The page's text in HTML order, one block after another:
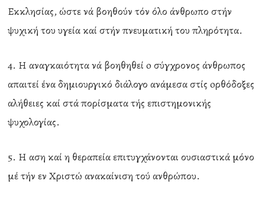
Εκκλησίας, ώστε νά βοηθούν τόν όλο άνθρωπο στήν
ψυχική του υγεία καί στήν πνευματική του πληρότητα.
4. Η αναγκαιότητα νά βοηθηθεί o σύγχρονος άνθρωπος
απαιτεί ένα δημιουργικό διάλογο ανάμεσα στίς oρθόδοξες
αλήθειες καί στά πορίσματα τής επιστημονικής
ψυχολογίας.
5. Η αση καί η θεραπεία επιτυγχάνονται ουσιαστικά μόνο
μέ τήν εν Χριστώ ανακαίνιση τού ανθρώπου.